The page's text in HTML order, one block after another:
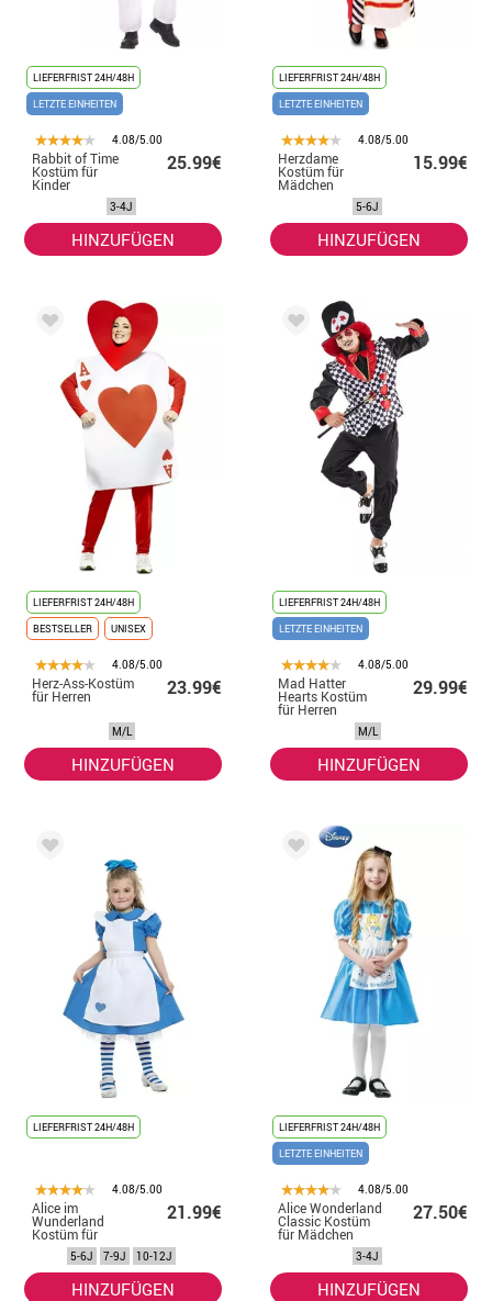
LIEFERFRIST 24H/48H
LETZTE EINHEITEN
4.08/5.00
Rabbit of Time
Kostüm für
Kinder
25.99€
3-4J
HINZUFÜGEN
LIEFERFRIST 24H/48H
LETZTE EINHEITEN
4.08/5.00
Herzdame
Kostüm für
Mädchen
15.99€
5-6J
HINZUFÜGEN
LIEFERFRIST 24H/48H
BESTSELLER
UNISEX
4.08/5.00
Herz-Ass-Kostüm
für Herren 23.99€
M/L
HINZUFÜGEN
LIEFERFRIST 24H/48H
LETZTE EINHEITEN
4.08/5.00
Mad Hatter
Hearts Kostüm
für Herren
29.99€
M/L
HINZUFÜGEN
LIEFERFRIST 24H/48H
4.08/5.00
Alice im
Wunderland
Kostüm für
Mädchen
21.99€
5-6J 7-9J 10-12J
HINZUFÜGEN
LIEFERFRIST 24H/48H
LETZTE EINHEITEN
4.08/5.00
Alice Wonderland
Classic Kostüm
für Mädchen
27.50€
3-4J
HINZUFÜGEN